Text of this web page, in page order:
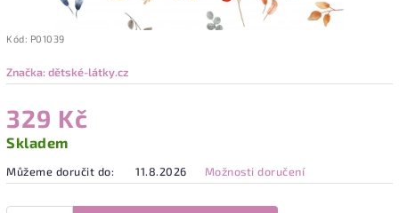
Kód: P01039
Značka:dětské-látky.cz
329 Kč
Skladem
Můžeme doručit do: 11.8.2026 Možnosti doručení